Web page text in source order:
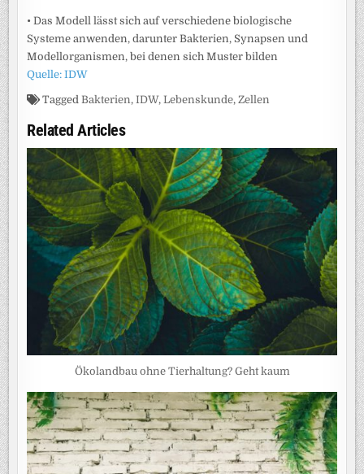
• Das Modell lässt sich auf verschiedene biologische
Systeme anwenden, darunter Bakterien, Synapsen und
Modellorganismen, bei denen sich Muster bilden
Quelle: IDW
TaggedBakterien,IDW,Lebenskunde,Zellen
Related Articles
Ökolandbau ohne Tierhaltung? Geht kaum